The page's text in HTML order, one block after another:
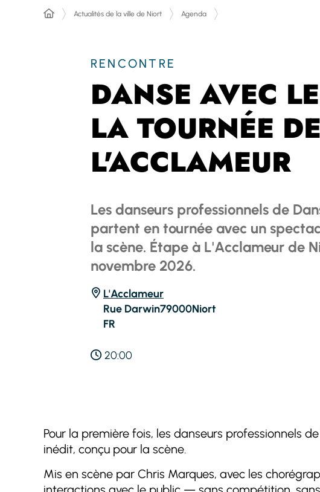
Actualités de la ville de Niort Agenda
RENCONTRE
DANSE AVEC
LA TOURNÉE
L'ACCLAMEUR
Les danseurs professionnels de
partent en tournée avec un
la scène. Étape à L'Acclameur de
novembre 2026.
L'Acclameur
Rue Darwin79000Niort
FR
20:00
Pour la première fois, les danseurs professionnels de
inédit, conçu pour la scène.
Mis en scène par Chris Marques, avec les